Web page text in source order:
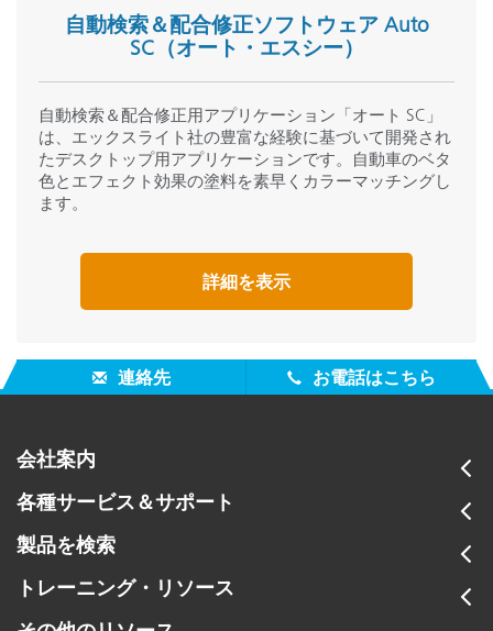
自動検索＆配合修正ソフトウェア Auto
SC（オート・エスシー）
自動検索＆配合修正用アプリケーション「オート SC」
は、エックスライト社の豊富な経験に基づいて開発され
たデスクトップ用アプリケーションです。自動車のベタ
色とエフェクト効果の塗料を素早くカラーマッチングし
ます。
詳細を表示
連絡先 お電話はこちら
会社案内
各種サービス＆サポート
製品を検索
トレーニング・リソース